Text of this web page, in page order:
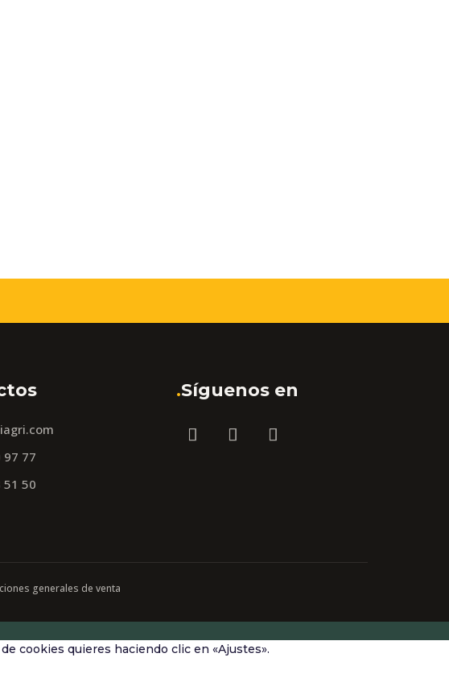
97 77
51 50
.Síguenos en
generales de venta
cookies quieres haciendo clic en «Ajustes».